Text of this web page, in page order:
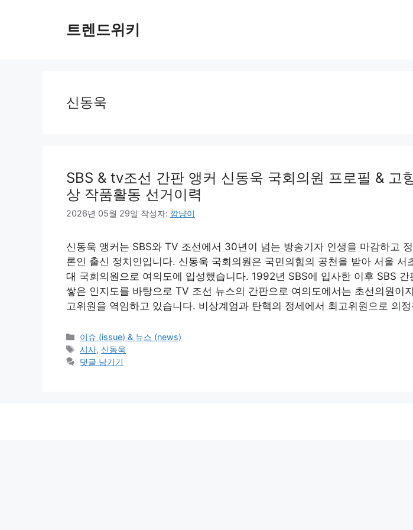
트렌드위키
신동욱
SBS & tv조선 간판 앵커 신동욱 국회의원 프로필 & 고
상 작품활동 선거이력
2026년 05월 29일 작성자: 깜냥이
신동욱 앵커는 SBS와 TV 조선에서 30년이 넘는 방송기자 인생을 마감하고
론인 출신 정치인입니다. 신동욱 국회의원은 국민의힘의 공천을 받아 서울 서
대 국회의원으로 여의도에 입성했습니다. 1992년 SBS에 입사한 이후 SBS 간
쌓은 인지도를 바탕으로 TV 조선 뉴스의 간판으로 여의도에서는 초선의원이
고위원을 역임하고 있습니다. 비상계엄과 탄핵의 정세에서 최고위원으로 의
카
테
고
이슈 (issue) & 뉴스 (news)
태
그
시사, 신동욱
댓글 남기기